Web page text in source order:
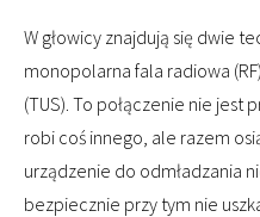
W głowicy znajdują się dwie
monopolarna fala radiowa
(TUS). To połączenie nie jest
robi coś innego, ale razem
urządzenie do odmładzania
bezpiecznie przy tym nie